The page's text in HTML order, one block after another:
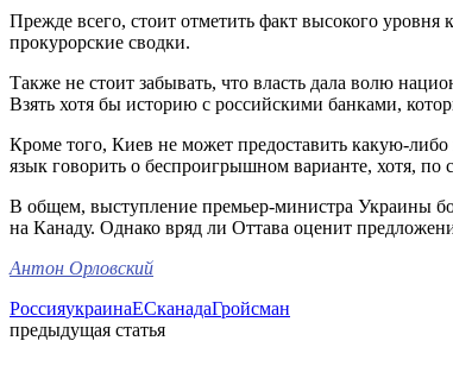
Прежде всего, стоит отметить факт высокого
прокурорские сводки.
Также не стоит забывать, что власть дала волю
Взять хотя бы историю с российскими банками,
Кроме того, Киев не может предоставить какую-
язык говорить о беспроигрышном варианте, хотя, по
В общем, выступление премьер-министра Украины
на Канаду. Однако вряд ли Оттава оценит
Антон Орловский
РоссияукраинаЕСканадаГройсман
предыдущая статья